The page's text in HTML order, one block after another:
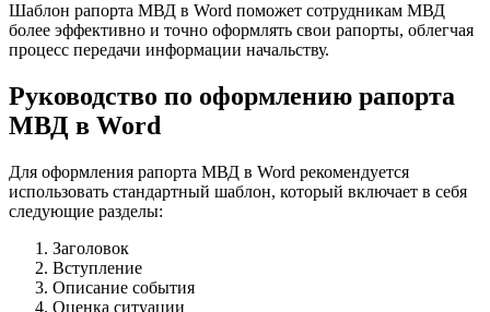
Шаблон рапорта МВД в Word поможет сотрудникам МВД
более эффективно и точно оформлять свои рапорты, облегчая
процесс передачи информации начальству.
Руководство по оформлению рапорта
МВД в Word
Для оформления рапорта МВД в Word рекомендуется
использовать стандартный шаблон, который включает в себя
следующие разделы:
Заголовок
Вступление
Описание события
Оценка ситуации